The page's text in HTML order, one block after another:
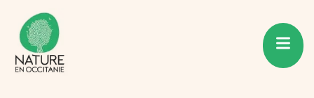
Accéder
au
contenu
Accueil du site